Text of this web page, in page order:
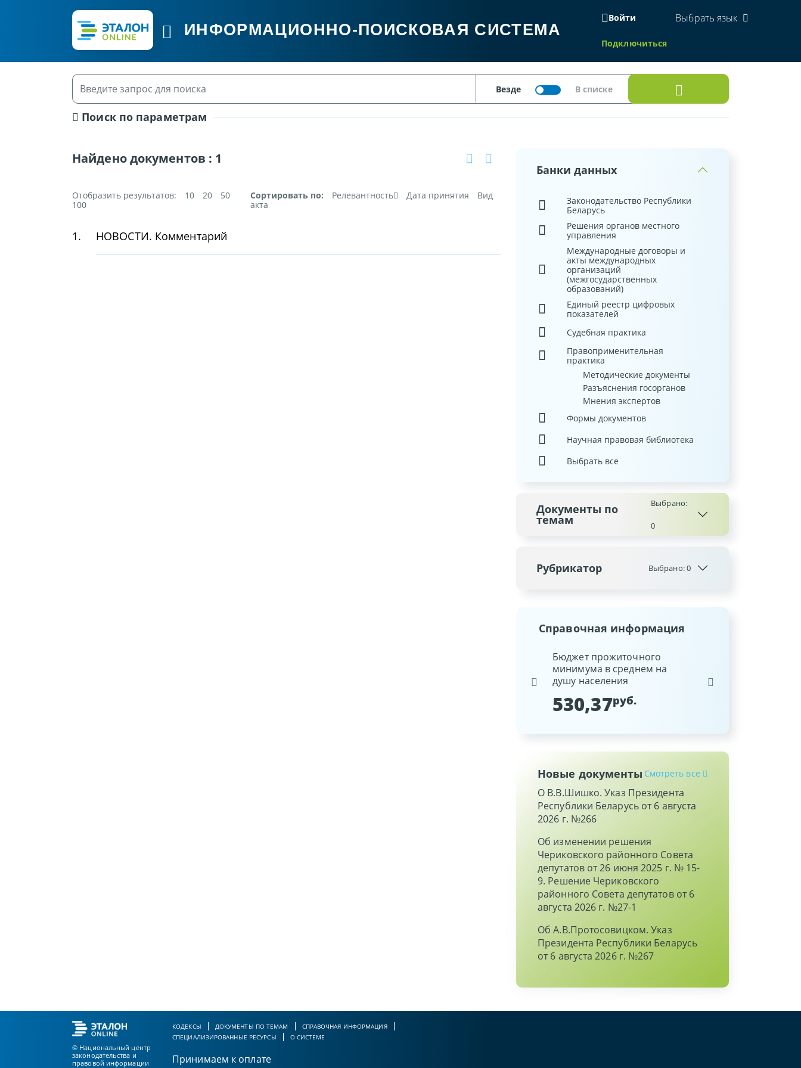
ИНФОРМАЦИОННО-ПОИСКОВАЯ СИСТЕМА
Войти
Подключиться
Выбрать язык
Поиск по параметрам
Найдено документов : 1
Отобразить результатов: 10 20
50
100
Сортировать по: Релевантность Дата принятия
Вид
акта
1. НОВОСТИ. Комментарий
Банки данных
Законодательство Республики
Беларусь
Решения органов местного
управления
Международные договоры и
акты международных
организаций
(межгосударственных
образований)
Единый реестр цифровых
показателей
Судебная практика
Правоприменительная
практика
Методические документы
Разъяснения госорганов
Мнения экспертов
Формы документов
Научная правовая библиотека
Выбрать все
Документы по
темам
Выбрано:
0
Рубрикатор Выбрано:0
Справочная информация
Бюджет прожиточного
минимума в среднем на
душу населения
530,37руб.
Республики Беларусь
Новые документы Смотреть все
О В.В.Шишко. Указ Президента
Республики Беларусь от 6 августа
2026 г. №266
Об изменении решения
Чериковского районного Совета
депутатов от 26 июня 2025 г. № 15-
9. Решение Чериковского
районного Совета депутатов от 6
августа 2026 г. №27-1
Об А.В.Протосовицком. Указ
Президента Республики Беларусь
от 6 августа 2026 г. №267
© Национальный центр
законодательства и
правовой информации
КОДЕКСЫ ДОКУМЕНТЫ ПО ТЕМАМ
СПРАВОЧНАЯ ИНФОРМАЦИЯ
СПЕЦИАЛИЗИРОВАННЫЕ РЕСУРСЫ
О СИСТЕМЕ
Принимаем к оплате